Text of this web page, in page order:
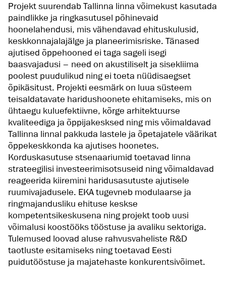
Projekt suurendab Tallinna linna võimekust kasutada
paindlikke ja ringkasutusel põhinevaid
hoonelahendusi, mis vähendavad ehituskulusid,
keskkonnajalajälge ja planeerimisriske. Tänased
ajutised õppehooned ei taga sageli isegi
baasvajadusi – need on akustiliselt ja sisekliima
poolest puudulikud ning ei toeta nüüdisaegset
õpikäsitust. Projekti eesmärk on luua süsteem
teisaldatavate haridushoonete ehitamiseks, mis on
ühtaegu kuluefektiivne, kõrge arhitektuurse
kvaliteediga ja õppijakesksed ning mis võimaldavad
Tallinna linnal pakkuda lastele ja õpetajatele väärikat
õppekeskkonda ka ajutises hoonetes.
Korduskasutuse stsenaariumid toetavad linna
strateegilisi investeerimisotsuseid ning võimaldavad
reageerida kiiremini haridusasutuste ajutisele
ruumivajadusele. EKA tugevneb modulaarse ja
ringmajandusliku ehituse keskse
kompetentsikeskusena ning projekt toob uusi
võimalusi koostööks tööstuse ja avaliku sektoriga.
Tulemused loovad aluse rahvusvaheliste R&D
taotluste esitamiseks ning toetavad Eesti
puidutööstuse ja majatehaste konkurentsivõimet.